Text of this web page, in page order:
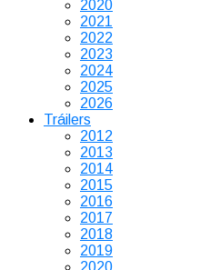
2020
2021
2022
2023
2024
2025
2026
Tráilers
2012
2013
2014
2015
2016
2017
2018
2019